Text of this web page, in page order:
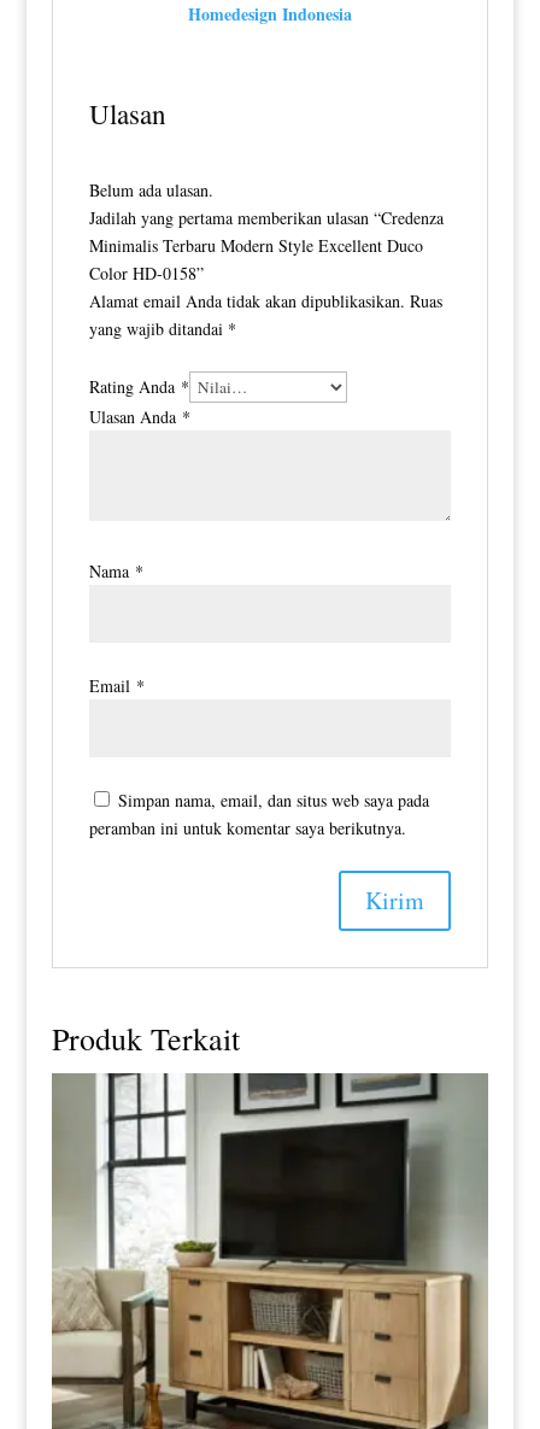
Homedesign Indonesia
Ulasan
Belum ada ulasan.
Jadilah yang pertama memberikan ulasan “Credenza
Minimalis Terbaru Modern Style Excellent Duco
Color HD-0158”
Alamat email Anda tidak akan dipublikasikan. Ruas
yang wajib ditandai *
Rating Anda *
Ulasan Anda *
Nama *
Email *
Simpan nama, email, dan situs web saya pada
peramban ini untuk komentar saya berikutnya.
Produk Terkait